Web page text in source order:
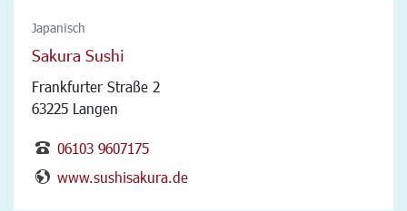
Japanisch
Sakura Sushi
Frankfurter Straße 2
63225 Langen
06103 9607175
www.sushisakura.de